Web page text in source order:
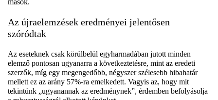
mások.
Az újraelemzések eredményei jelentősen
szóródtak
Az eseteknek csak körülbelül egyharmadában jutott minden
elemző pontosan ugyanarra a következtetésre, mint az eredeti
szerzők, míg egy megengedőbb, négyszer szélesebb hibahatár
mellett ez az arány 57%-ra emelkedett. Vagyis az, hogy mit
tekintünk „ugyanannak az eredménynek”, érdemben befolyásolja